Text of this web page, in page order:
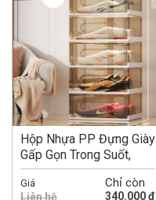
Hộp Nhựa PP Đựng Giày
Gấp Gọn Trong Suốt,
Hộp Giày Nhiều...
Giá
Liên hệ
Chỉ còn
340.000 đ